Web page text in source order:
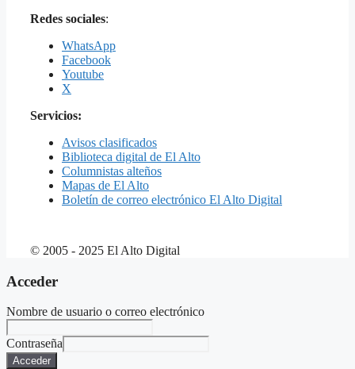
Redes sociales:
WhatsApp
Facebook
Youtube
X
Servicios:
Avisos clasificados
Biblioteca digital de El Alto
Columnistas alteños
Mapas de El Alto
Boletín de correo electrónico El Alto Digital
© 2005 - 2025 El Alto Digital
Acceder
Nombre de usuario o correo electrónico
Contraseña
Acceder